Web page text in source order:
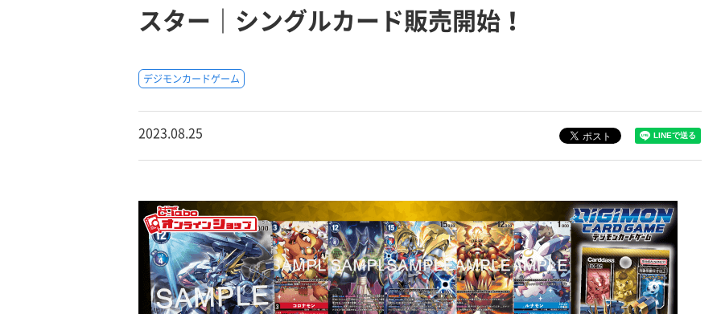
スター｜シングルカード販売開始！
デジモンカードゲーム
2023.08.25